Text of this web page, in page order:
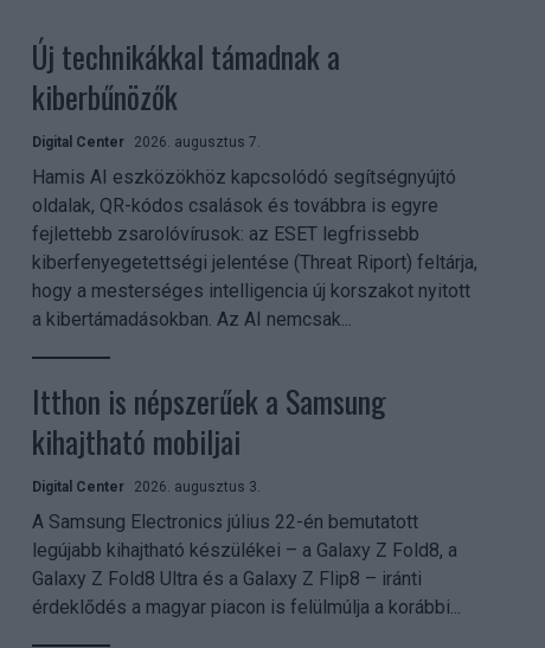
Új technikákkal támadnak a
kiberbűnözők
Digital Center 2026. augusztus 7.
Hamis AI eszközökhöz kapcsolódó segítségnyújtó
oldalak, QR-kódos csalások és továbbra is egyre
fejlettebb zsarolóvírusok: az ESET legfrissebb
kiberfenyegetettségi jelentése (Threat Riport) feltárja,
hogy a mesterséges intelligencia új korszakot nyitott
a kibertámadásokban. Az AI nemcsak...
Itthon is népszerűek a Samsung
kihajtható mobiljai
Digital Center 2026. augusztus 3.
A Samsung Electronics július 22-én bemutatott
legújabb kihajtható készülékei – a Galaxy Z Fold8, a
Galaxy Z Fold8 Ultra és a Galaxy Z Flip8 – iránti
érdeklődés a magyar piacon is felülmúlja a korábbi...